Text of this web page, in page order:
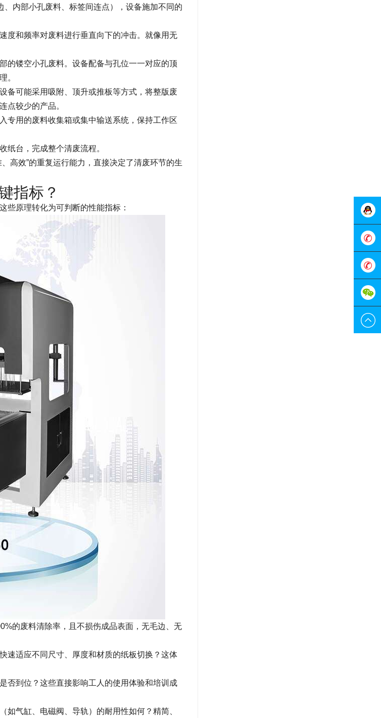
、内部小孔废料、标签间连点），设备施加不同的
度和频率对废料进行垂直向下的冲击。就像用无
的镂空小孔废料。设备配备与孔位一一对应的顶
。
备可能采用吸附、顶升或推板等方式，将整版废
点较少的产品。
专用的废料收集箱或集中输送系统，保持工作区
纸台，完成整个清废流程。
高效”的重复运行能力，直接决定了清废环节的生
指标？
些原理转化为可判断的性能指标：
的废料清除率，且不损伤成品表面，无毛边、无
速适应不同尺寸、厚度和材质的纸板切换？这体
否到位？这些直接影响工人的使用体验和培训成
如气缸、电磁阀、导轨）的耐用性如何？精简、
在线客
0755-